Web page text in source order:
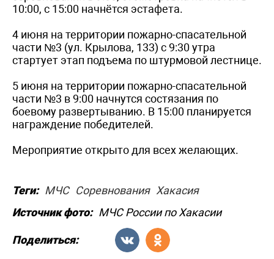
10:00, с 15:00 начнётся эстафета.
4 июня на территории пожарно-спасательной
части №3 (ул. Крылова, 133) с 9:30 утра
стартует этап подъема по штурмовой лестнице.
5 июня на территории пожарно-спасательной
части №3 в 9:00 начнутся состязания по
боевому развертыванию. В 15:00 планируется
награждение победителей.
Мероприятие открыто для всех желающих.
Теги: МЧС Соревнования Хакасия
Источник фото: МЧС России по Хакасии
Поделиться: